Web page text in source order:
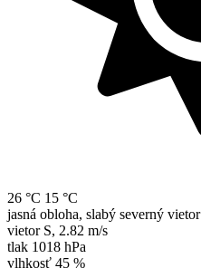
26 °C 15 °C
jasná obloha, slabý severný vietor
vietor S, 2.82 m/s
tlak 1018 hPa
vlhkosť 45 %